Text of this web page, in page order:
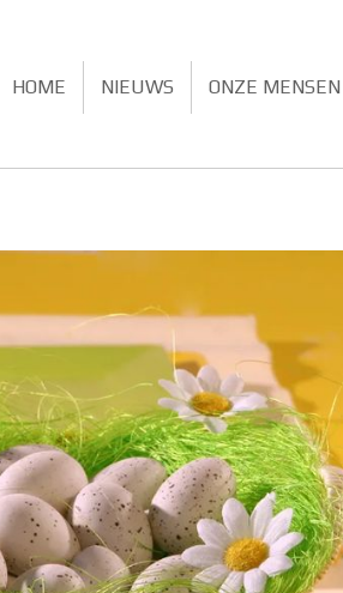
HOME NIEUWS ONZE MENSEN